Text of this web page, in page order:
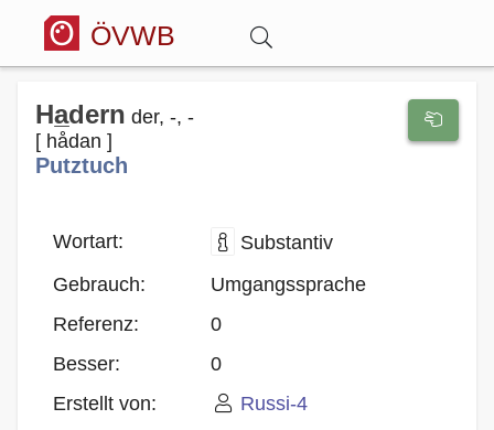
ÖVWB
Anmelden
Wörterbuch
Hitparade
Blog
Ha̲dern der, -, -
[ hådan ]
Putztuch
Wortart:
Substantiv
Gebrauch:
Umgangssprache
Referenz:
0
Besser:
0
Erstellt von:
Russi-4